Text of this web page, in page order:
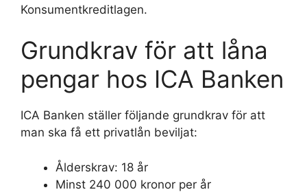
Konsumentkreditlagen.
Grundkrav för att låna
pengar hos ICA Banken
ICA Banken ställer följande grundkrav för att
man ska få ett privatlån beviljat:
Ålderskrav: 18 år
Minst 240 000 kronor per år